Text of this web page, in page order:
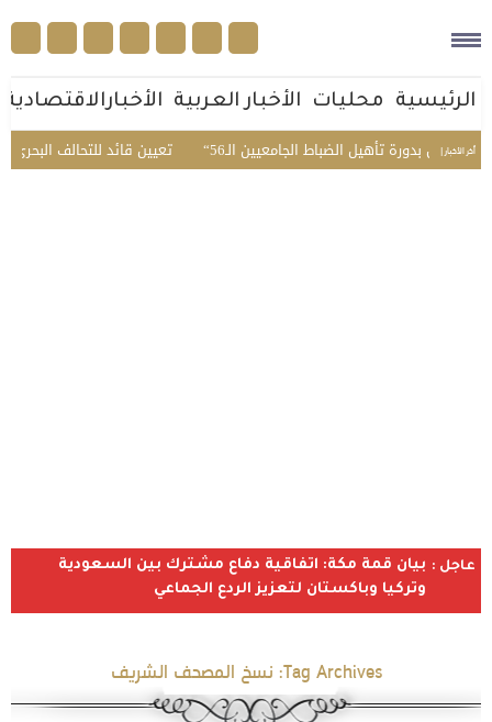
الرئيسية محليات الأخبار العربية الأخبارالاقتصادية
أخر الأخبار | تعيين قائد للتحالف البحري بدورة تأهيل الضباط الجامعيين الـ56
عاجل : بيان قمة مكة: اتفاقية دفاع مشترك بين السعودية
وتركيا وباكستان لتعزيز الردع الجماعي
Tag Archives: نسخ المصحف الشريف